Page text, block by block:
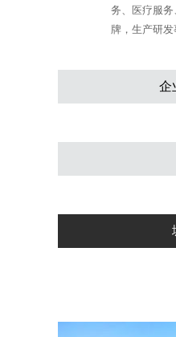
务、医疗服
牌，生产研发
企